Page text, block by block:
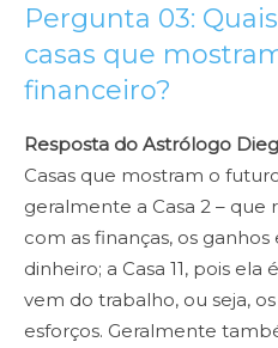
Pergunta 03:
casas que
financeiro?
Resposta do Astrólogo
Casas que mostram o
geralmente a Casa 2 – que
com as finanças, os
dinheiro; a Casa 11, pois
vem do trabalho, ou seja,
esforços. Geralmente